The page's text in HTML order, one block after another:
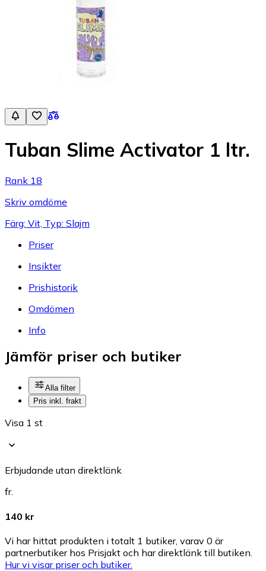
Tuban Slime Activator 1 ltr.
Rank 18
Skriv omdöme
Färg: Vit, Typ: Slajm
Priser
Insikter
Prishistorik
Omdömen
Info
Jämför priser och butiker
Alla filter
Pris inkl. frakt
Visa 1 st
Erbjudande utan direktlänk
fr.
140 kr
Vi har hittat produkten i totalt 1 butiker, varav 0 är
partnerbutiker hos Prisjakt och har direktlänk till butiken.
Hur vi visar priser och butiker.